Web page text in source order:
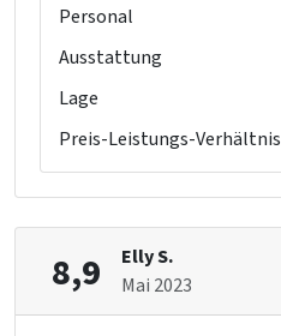
Personal
Ausstattung
Lage
Preis-Leistungs-Verhältnis
8,9
Elly S.
Mai 2023